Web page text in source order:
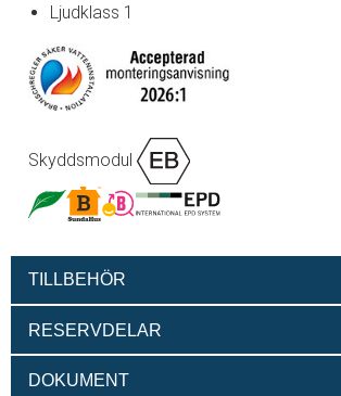
Ljudklass 1
Skyddsmodul
TILLBEHÖR
RESERVDELAR
DOKUMENT